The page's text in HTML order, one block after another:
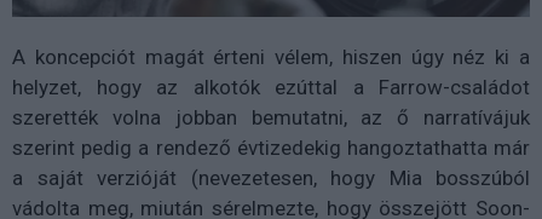
A koncepciót magát érteni vélem, hiszen úgy néz ki a
helyzet, hogy az alkotók ezúttal a Farrow-családot
szerették volna jobban bemutatni, az ő narratívájuk
szerint pedig a rendező évtizedekig hangoztathatta már
a saját verzióját (nevezetesen, hogy Mia bosszúból
vádolta meg, miután sérelmezte, hogy összejött Soon-